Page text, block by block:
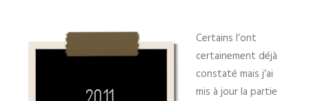
Certains l’ont
certainement déjà
constaté mais j’ai
mis à jour la partie